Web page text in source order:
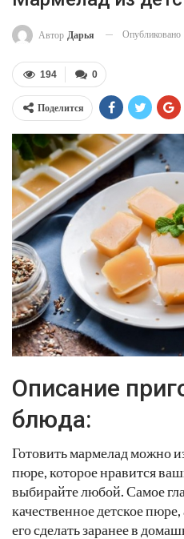
Автор Дарья Опубликовано
0
194
Поделится
Описание
блюда:
Готовить мармелад можно
пюре, которое нравится
выбирайте любой. Самое
качественное детское
его сделать заранее в